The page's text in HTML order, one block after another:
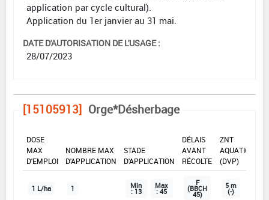
application par cycle cultural).
Application du 1er janvier au 31 mai.
DATE D'AUTORISATION DE L'USAGE :
28/07/2023
[15105913] Orge*Désherbage
DOSE
MAX
D'EMPLOI
NOMBRE MAX
D'APPLICATION
STADE
D'APPLICATION
DÉLAIS
AVANT
RÉCOLTE
ZNT
AQUATIQUE
(DVP)
1 L/ha 1 Min
: 13
Max
: 45
F
(BBCH
45)
5 m
(-)